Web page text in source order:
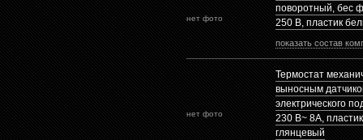
нет фото
поворотный, бес
250 В, пластик
показать состав
нет фото
Термостат
выносным
электрического
230 В~ 8А,
глянцевый